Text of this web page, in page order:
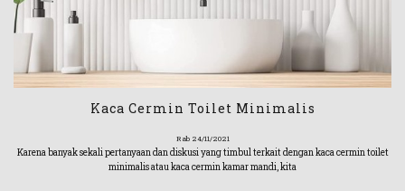
Kaca Cermin Toilet Minimalis
Rab 24/11/2021
Karena banyak sekali pertanyaan dan diskusi yang timbul terkait dengan kaca cermin toilet
minimalis atau kaca cermin kamar mandi, kita